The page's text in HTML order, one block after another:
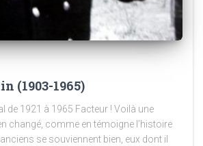
(1903-1965)
de 1921 à 1965 Facteur ! Voilà une
changé, comme en témoigne l’histoire
se souviennent bien, eux dont il